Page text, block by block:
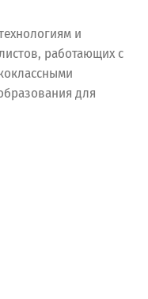
и
работающих с
для